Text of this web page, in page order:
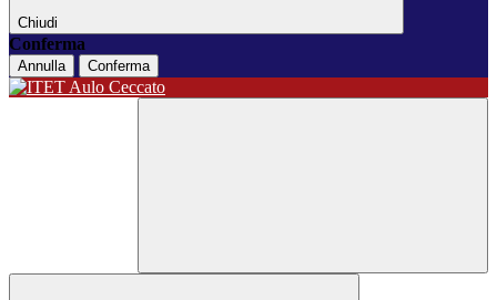
Chiudi
Conferma
Annulla Conferma